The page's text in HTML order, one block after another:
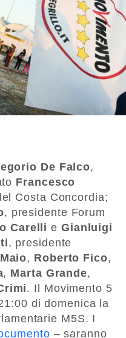
De Falco,
Francesco
Costa Concordia;
, presidente Forum
Carelli e Gianluigi
, presidente
, Roberto Fico,
, Marta Grande,
. Il Movimento 5
di domenica la
M5S. I
– saranno